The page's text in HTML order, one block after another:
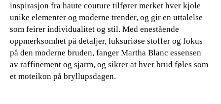
inspirasjon fra haute couture tilfører merket hver kjole
unike elementer og moderne trender, og gir en uttalelse
som feirer individualitet og stil. Med enestående
oppmerksomhet på detaljer, luksuriøse stoffer og fokus
på den moderne bruden, fanger Martha Blanc essensen
av raffinement og sjarm, og sikrer at hver brud føles som
et moteikon på bryllupsdagen.